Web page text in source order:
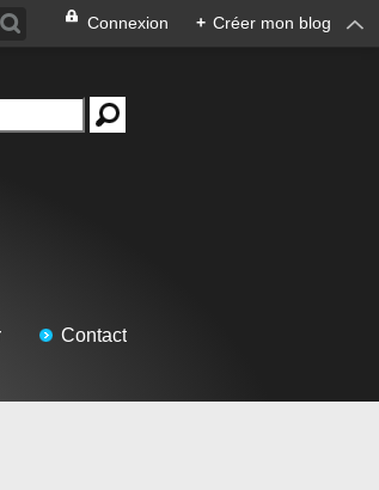
Connexion + Créer mon blog
Contact